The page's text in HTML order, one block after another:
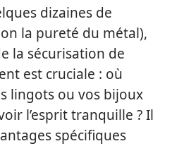
dizaines de
la pureté du métal),
la sécurisation de
est cruciale : où
lingots ou vos bijoux
l’esprit tranquille ? Il
spécifiques